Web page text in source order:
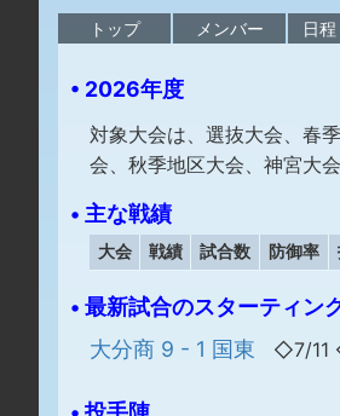
トップ メンバー 日
• 2026年度
対象大会は、選抜大会、春
会、秋季地区大会、神宮大会
• 主な戦績
大会 戦績 試合数 防御率
• 最新試合のスターティン
大分商 9 - 1 国東
◇7/11